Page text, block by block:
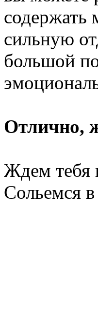
содержать
сильную
большой
Отлично,
Ждем тебя
Сольемся